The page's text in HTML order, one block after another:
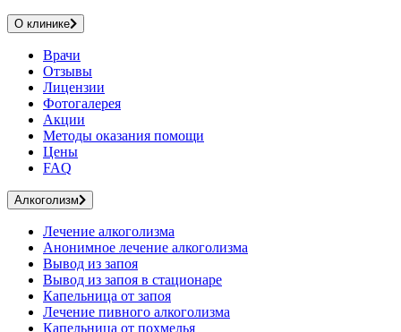
О клинике
Врачи
Отзывы
Лицензии
Фотогалерея
Акции
Методы оказания помощи
Цены
FAQ
Алкоголизм
Лечение алкоголизма
Анонимное лечение алкоголизма
Вывод из запоя
Вывод из запоя в стационаре
Капельница от запоя
Лечение пивного алкоголизма
Капельница от похмелья